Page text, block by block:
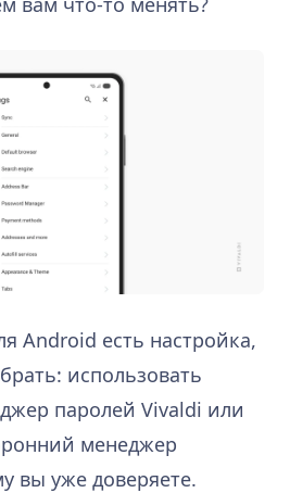
Android есть настройка,
использовать
паролей Vivaldi или
менеджер
вы уже доверяете.